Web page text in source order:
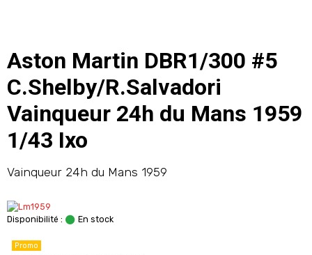
Aston Martin DBR1/300 #5
C.Shelby/R.Salvadori
Vainqueur 24h du Mans 1959
1/43 Ixo
Vainqueur 24h du Mans 1959
Disponibilité : En stock
Promo